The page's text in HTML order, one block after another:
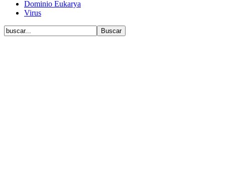
Dominio Eukarya
Virus